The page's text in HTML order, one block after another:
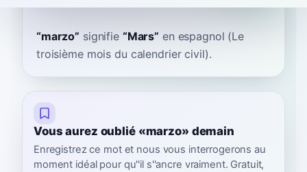
“marzo” signifie “Mars” en espagnol (Le
troisième mois du calendrier civil).
Vous aurez oublié «marzo» demain
Enregistrez ce mot et nous vous interrogerons au
moment idéal pour qu''il s''ancre vraiment. Gratuit,